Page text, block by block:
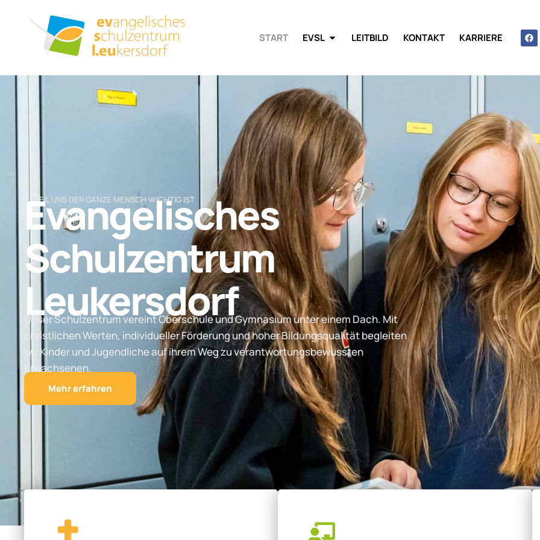
START EVSL LEITBILD KONTAKT KARRIERE
… WEIL UNS DER GANZE MENSCH WICHTIG IST
Evangelisches
Schulzentrum
Leukersdorf
Unser Schulzentrum vereint Oberschule und Gymnasium unter einem Dach. Mit
christlichen Werten, individueller Förderung und hoher Bildungsqualität begleiten
wir Kinder und Jugendliche auf ihrem Weg zu verantwortungsbewussten
Erwachsenen.
Mehr erfahren